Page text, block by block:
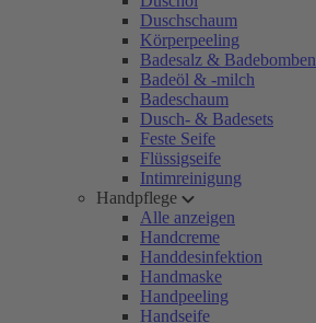
Duschschaum
Körperpeeling
Badesalz & Badebomben
Badeöl & -milch
Badeschaum
Dusch- & Badesets
Feste Seife
Flüssigseife
Intimreinigung
Handpflege
Alle anzeigen
Handcreme
Handdesinfektion
Handmaske
Handpeeling
Handseife